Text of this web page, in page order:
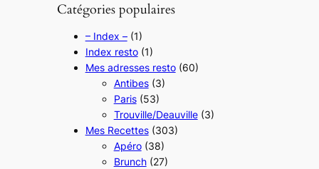
Catégories populaires
– Index –(1)
Index resto(1)
Mes adresses resto(60)
Antibes(3)
Paris(53)
Trouville/Deauville(3)
Mes Recettes(303)
Apéro(38)
Brunch(27)